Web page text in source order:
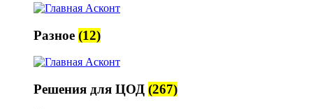
Разное (12)
Решения для ЦОД (267)